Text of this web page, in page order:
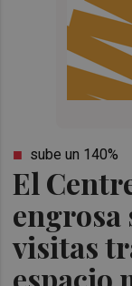
El
engrosa
visitas
sube un 140%